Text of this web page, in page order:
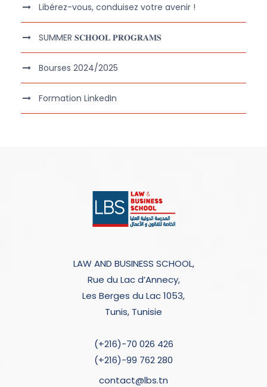
Libérez-vous, conduisez votre avenir !
SUMMER 𝐒𝐂𝐇𝐎𝐎𝐋 𝐏𝐑𝐎𝐆𝐑𝐀𝐌𝐒
Bourses 2024/2025
Formation LinkedIn
LAW AND BUSINESS SCHOOL,
Rue du Lac d’Annecy,
Les Berges du Lac 1053,
Tunis, Tunisie
(+216)-70 026 426
(+216)-99 762 280
contact@lbs.tn